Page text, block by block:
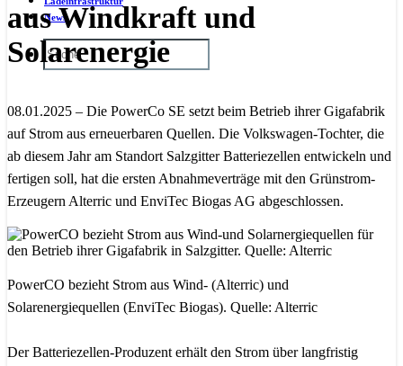
News
aus Windkraft und
Solarenergie
08.01.2025 – Die PowerCo SE setzt beim Betrieb ihrer Gigafabrik
auf Strom aus erneuerbaren Quellen. Die Volkswagen-Tochter, die
ab diesem Jahr am Standort Salzgitter Batteriezellen entwickeln und
fertigen soll, hat die ersten Abnahmeverträge mit den Grünstrom-
Erzeugern Alterric und EnviTec Biogas AG abgeschlossen.
PowerCO bezieht Strom aus Wind- (Alterric) und
Solarenergiequellen (EnviTec Biogas). Quelle: Alterric
Der Batteriezellen-Produzent erhält den Strom über langfristig